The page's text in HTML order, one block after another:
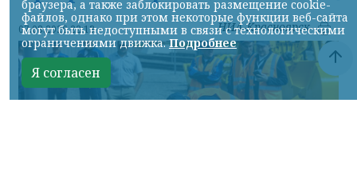
07.08.2026 22:13 НИА-Красноярск
браузера, а также заблокировать размещение cookie-
файлов, однако при этом некоторые функции веб-сайта
могут быть недоступными в связи с технологическими
ограничениями движка.Подробнее
Я согласен